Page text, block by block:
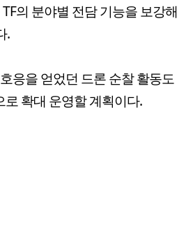
의 분야별 전담 기능을 보강해
.
응을 얻었던 드론 순찰 활동도
로 확대 운영할 계획이다.